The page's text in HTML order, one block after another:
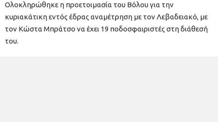
Ολοκληρώθηκε η προετοιμασία του Βόλου για την
κυριακάτικη εντός έδρας αναμέτρηση με τον Λεβαδειακό, με
τον Κώστα Μπράτσο να έχει 19 ποδοσφαιριστές στη διάθεσή
του.